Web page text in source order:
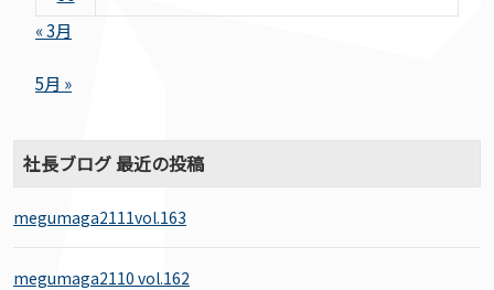
« 3月
5月 »
社長ブログ 最近の投稿
megumaga2111vol.163
megumaga2110 vol.162